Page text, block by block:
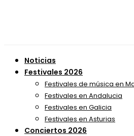
Noticias
Festivales 2026
Festivales de música en
Festivales en Andalucia
Festivales en Galicia
Festivales en Asturias
Conciertos 2026